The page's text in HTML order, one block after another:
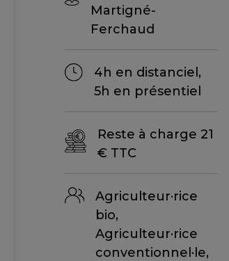
Martigné-
Ferchaud
4h en distanciel,
5h en présentiel
Reste à charge 21
€ TTC
Agriculteur·rice
bio,
Agriculteur·rice
conventionnel·le,